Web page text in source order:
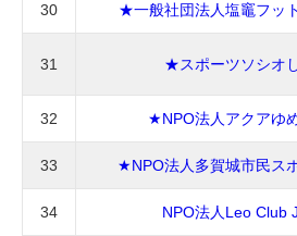
30 ★一般社団法人塩竈フッ
31 ★スポーツソシオ
32 ★NPO法人アクアゆ
33 ★NPO法人多賀城市民ス
34 NPO法人Leo Club